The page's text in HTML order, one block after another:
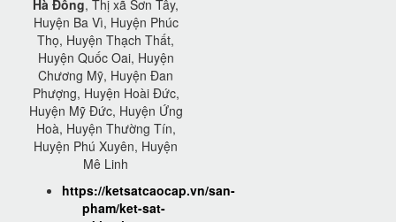
Hà Đông, Thị xã Sơn Tây,
Huyện Ba Vì, Huyện Phúc
Thọ, Huyện Thạch Thất,
Huyện Quốc Oai, Huyện
Chương Mỹ, Huyện Đan
Phượng, Huyện Hoài Đức,
Huyện Mỹ Đức, Huyện Ứng
Hoà, Huyện Thường Tín,
Huyện Phú Xuyên, Huyện
Mê Linh
https://ketsatcaocap.vn/san-
pham/ket-sat-